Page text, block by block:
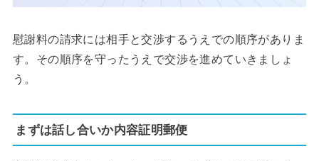
慰謝料の請求には相手と交渉するうえでの順序がありま
す。その順序を守ったうえで交渉を進めていきましょ
う。
まずは話し合いか内容証明郵便